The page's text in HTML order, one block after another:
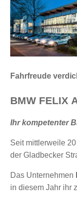
Fahrfreude
BMW FELIX
Ihr kompetenter
Seit mittlerweile
der Gladbecker
Das Unternehmen
in diesem Jahr ihr